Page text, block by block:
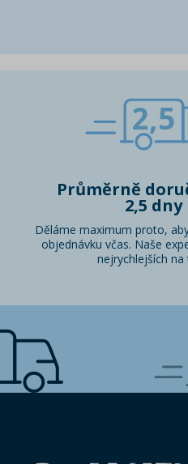
2,5
Průměrně
2,5 dny
Děláme maximum proto,
objednávku včas. Naše
nejrychlejších na